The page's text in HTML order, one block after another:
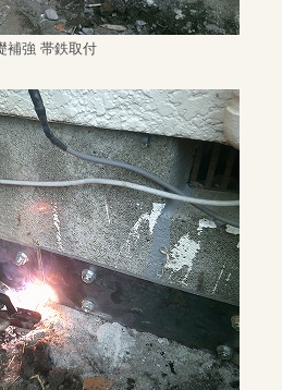
補強 帯鉄取付